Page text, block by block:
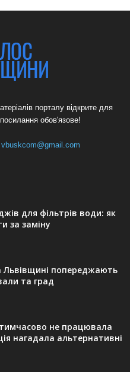
порталу відкрите для
обов'язове!
vbuskcom@gmail.com
для фільтрів води: як
за заміну
Львівщині попереджають
та град
не працювала
нагадала альтернативні